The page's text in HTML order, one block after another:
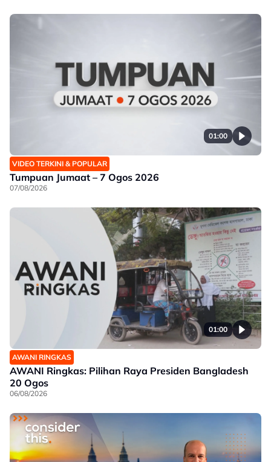
01:00
VIDEO TERKINI & POPULAR
Tumpuan Jumaat – 7 Ogos 2026
07/08/2026
01:00
AWANI RINGKAS
AWANI Ringkas: Pilihan Raya Presiden Bangladesh
20 Ogos
06/08/2026